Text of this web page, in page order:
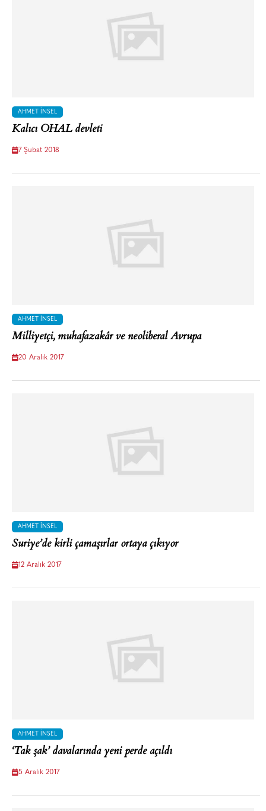
AHMET İNSEL
Kalıcı OHAL devleti
7 Şubat 2018
AHMET İNSEL
Milliyetçi, muhafazakâr ve neoliberal Avrupa
20 Aralık 2017
AHMET İNSEL
Suriye’de kirli çamaşırlar ortaya çıkıyor
12 Aralık 2017
AHMET İNSEL
‘Tak şak’ davalarında yeni perde açıldı
5 Aralık 2017